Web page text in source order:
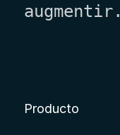
augmentir.
Producto